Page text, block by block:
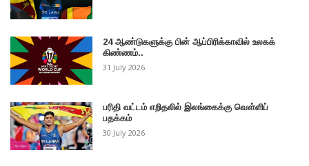
24 ஆண்டுகளுக்கு பின் ஆப்பிரிக்காவில் உலகக்
கிண்ணம்..
31 July 2026
பரிதி வட்டம் எறிதலில் இலங்கைக்கு வௌ்ளிப்
பதக்கம்
30 July 2026